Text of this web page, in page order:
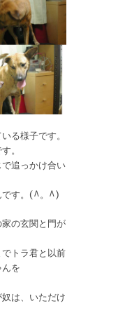
る様子です。
。
追っかけ合い
です。(^。^)
の玄関と門が
トラ君と以前
を
は、いただけ